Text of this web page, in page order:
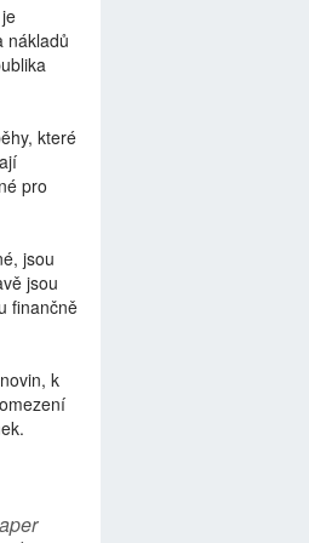
nákladů
které
pro
jsou
jsou
finančně
k